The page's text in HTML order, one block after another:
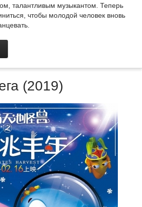
талантливым музыкантом. Теперь
чтобы молодой человек вновь
(2019)